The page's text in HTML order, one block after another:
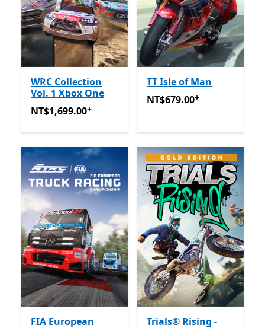
WRC Collection
Vol. 1 Xbox One
NT$1,699.00提供應用程式內購。
NT$1,699.00+
TT Isle of Man
NT$679.00提供應用程式內
NT$679.00+
FIA European
Trials® Rising -